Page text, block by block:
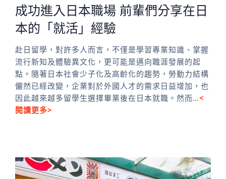
成功進入日本職場 前輩們分享在日
本的「就活」經驗
赴日留學，對許多人而言，不僅是學習專業知識、掌握
流行新知及體驗異文化，更可能是邁向職涯發展的起
點。隨著日本社會少子化及高齡化的趨勢，勞動力結構
儼然已經改變，企業對於外國人才的需求日益增加，也
因此越來越多留學生選擇畢業後在日本就職。然而…<
閱讀更多>